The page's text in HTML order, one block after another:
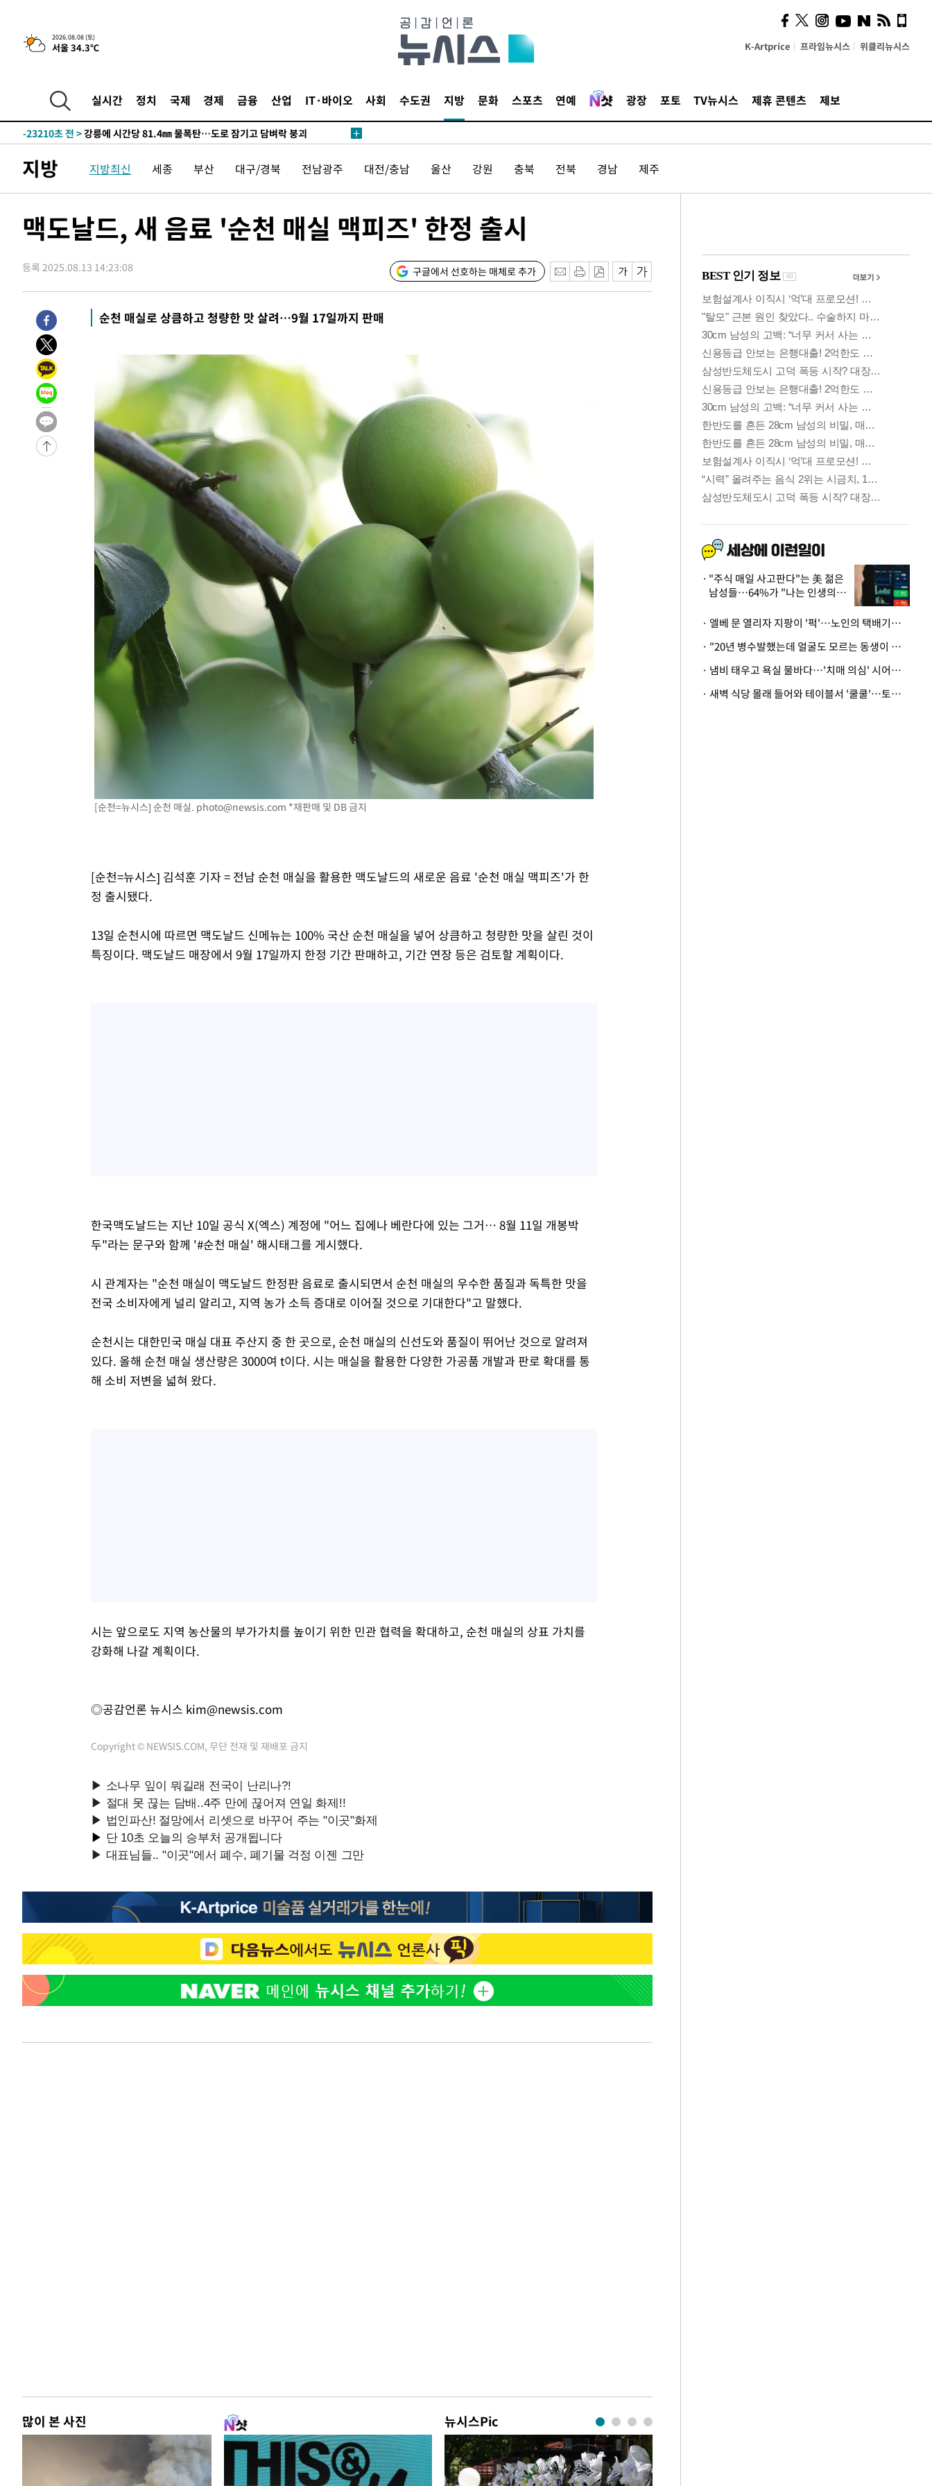
2026.08.08 (토)
서울 34.3℃ K-Artprice 프라임뉴시스 위클리뉴시스
실시간 정치 국제 경제 금융 산업 IT·바이오 사회 수도권 지방 문화 스포츠 연예 광장 포토 TV뉴시스 제휴 콘텐츠 제보
-31244초 전 >낮 최고 35도 '무더위'…동해안 시간당 30㎜ '강한 비'[내일날씨]
-30514초 전 >[속보]이강인 "감독님이 원하는 마음 느꼈고, 많은 트로피 원해 아
-29265초 전 >
온열질환 사망자 3명 늘어…누적 환자 3000명 돌파
-23210초 전 >
-19317초 전 >백운산서 80년근 천종산삼 9뿌리 발견…감정가 1.3억원
-14561초 전 >
남자 농구, 나고야 아시안게임서 '홈팀' 일본과 한일전
-13937초 전 >여수 오동도 해상서 모터보트 전복…1명 사망·1명 실종
주 날씨]
-7182초 전 >축구협회 "압수수색·성접대 논란 사과…쇄신의 기회로 삼겠다"
송"
1시간 전 >'최고 37도' 폭염 지속…강원동해안 최대 150㎜ 비
3시간 전 >[속보]뉴욕증시 상승 마감…S&P 0.6% 나스닥 1.3%↑
-31244초 전 >
낮 최고 35도 '무더위'…동해안 시간당 30㎜ '강한 비'[내일날씨]
-30514초 전 >
[속보]이강인 "감독님이 원하는 마음 느꼈고, 많은 트로피 원해 아
틀레티코 이적"
-30296초 전 >
-29265초 전 >
온열질환 사망자 3명 늘어…누적 환자 3000명 돌파
-23210초 전 >
강릉에 시간당 81.4㎜ 물폭탄…도로 잠기고 담벼락 붕괴
-19317초 전 >
백운산서 80년근 천종산삼 9뿌리 발견…감정가 1.3억원
-17027초 전 >
선재도서 해루질 나섰다 실종 60대, 닷새 만에 숨진 채 발견
-14561초 전 >
남자 농구, 나고야 아시안게임서 '홈팀' 일본과 한일전
여수 오동도 해상서 모터보트 전복…1명 사망·1명 실종
극한폭염 한풀 꺾이지만…'낮 최고 35도' 무더위, 열대야 계속[다음
축구협회 "압수수색·성접대 논란 사과…쇄신의 기회로 삼겠다"
[속보]'압수수색·성접대 논란' 축구협회 "실망과 걱정 안겨드려 죄
'최고 37도' 폭염 지속…강원동해안 최대 150㎜ 비
[속보]뉴욕증시 상승 마감…S&P 0.6% 나스닥 1.3%↑
지방 지방최신 세종 부산 대구/경북 전남광주 대전/충남 울산 강원 충북 전북 경남 제주
맥도날드, 새 음료 '순천 매실 맥피즈' 한정 출시
등록 2025.08.13 14:23:08 구글에서 선호하는 매체로 추가
순천 매실로 상큼하고 청량한 맛 살려…9월 17일까지 판매
[순천=뉴시스] 순천 매실. photo@newsis.com *재판매 및 DB 금지
[순천=뉴시스] 김석훈 기자 = 전남 순천 매실을 활용한 맥도날드의 새로운 음료 '순천 매실 맥피즈'가 한
정 출시됐다.
13일 순천시에 따르면 맥도날드 신메뉴는 100% 국산 순천 매실을 넣어 상큼하고 청량한 맛을 살린 것이
특징이다. 맥도날드 매장에서 9월 17일까지 한정 기간 판매하고, 기간 연장 등은 검토할 계획이다.
한국맥도날드는 지난 10일 공식 X(엑스) 계정에 "어느 집에나 베란다에 있는 그거… 8월 11일 개봉박
두"라는 문구와 함께 '#순천 매실' 해시태그를 게시했다.
시 관계자는 "순천 매실이 맥도날드 한정판 음료로 출시되면서 순천 매실의 우수한 품질과 독특한 맛을
전국 소비자에게 널리 알리고, 지역 농가 소득 증대로 이어질 것으로 기대한다"고 말했다.
순천시는 대한민국 매실 대표 주산지 중 한 곳으로, 순천 매실의 신선도와 품질이 뛰어난 것으로 알려져
있다. 올해 순천 매실 생산량은 3000여 t이다. 시는 매실을 활용한 다양한 가공품 개발과 판로 확대를 통
해 소비 저변을 넓혀 왔다.
시는 앞으로도 지역 농산물의 부가가치를 높이기 위한 민관 협력을 확대하고, 순천 매실의 상표 가치를
강화해 나갈 계획이다.
◎공감언론 뉴시스 kim@newsis.com
Copyright © NEWSIS.COM, 무단 전재 및 재배포 금지
많이 본 사진 뉴시스Pic
사이 해답 찾았죠"…알을
깨고 나온 '초자아'
"주식 매일 사고판다"는 美 젊은
남성들…64%가 "나는 인생의
· 엘베 문 열리자 지팡이 '퍽'…노인의 택배기사 폭행 이유
· "20년 병수발했는데 얼굴도 모르는 동생이 유산 절반을"…배다른 형제 상속권 있을까
· 냄비 태우고 욕실 물바다…'치매 의심' 시어머니 검사 권유했다가 '날벼락'
· 새벽 식당 몰래 들어와 테이블서 '쿨쿨'…토사물 남기고 사라진 남성